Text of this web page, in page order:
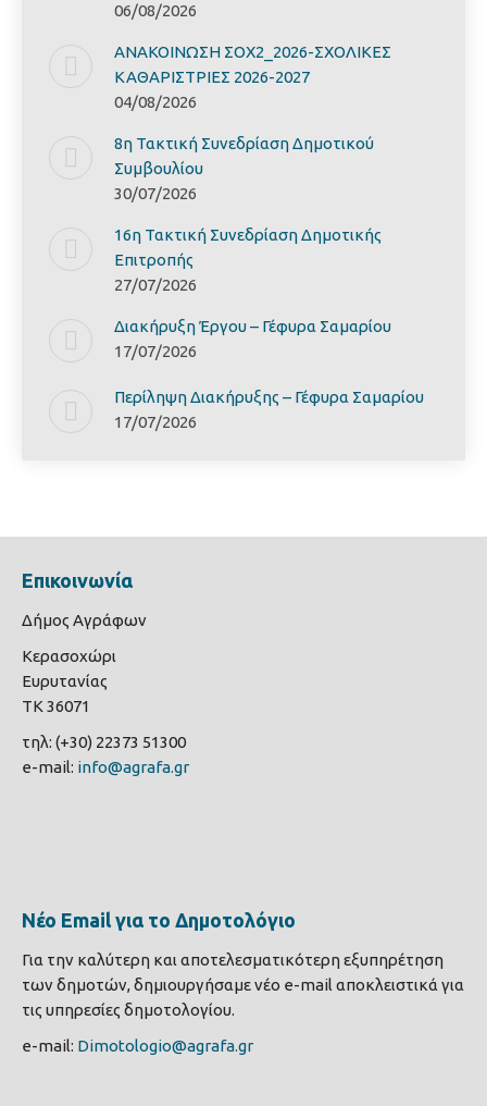
06/08/2026
ΑΝΑΚΟΙΝΩΣΗ ΣΟΧ2_2026-ΣΧΟΛΙΚΕΣ
ΚΑΘΑΡΙΣΤΡΙΕΣ 2026-2027
04/08/2026
8η Τακτική Συνεδρίαση Δημοτικού
Συμβουλίου
30/07/2026
16η Τακτική Συνεδρίαση Δημοτικής
Επιτροπής
27/07/2026
Διακήρυξη Έργoυ – Γέφυρα Σαμαρίoυ
17/07/2026
Περίληψη Διακήρυξης – Γέφυρα Σαμαρίoυ
17/07/2026
Επικοινωνία
Δήμος Αγράφων
Κερασοχώρι
Ευρυτανίας
ΤΚ 36071
τηλ: (+30) 22373 51300
e-mail: info@agrafa.gr
Νέο Email για το Δημοτολόγιο
Για την καλύτερη και αποτελεσματικότερη εξυπηρέτηση
των δημοτών, δημιουργήσαμε νέο e-mail αποκλειστικά για
τις υπηρεσίες δημοτολογίου.
e-mail: Dimotologio@agrafa.gr